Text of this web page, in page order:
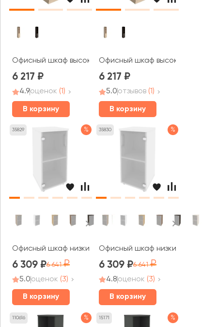
Офисный шкаф высокий узкий левый 1 низкая дверь
6 217
4.9оценок (1)
В корзину
Офисный шкаф высокий узкий
6 217
5.0отзывов (1)
В корзину
35829 %
Офисный шкаф низкий узкий левый (1 низкий фасад
6 309 6 641
5.0оценок (3)
В корзину
35830 %
Офисный шкаф низкий узкий
6 309 6 641
4.8оценок (3)
В корзину
110616 % 15171 %